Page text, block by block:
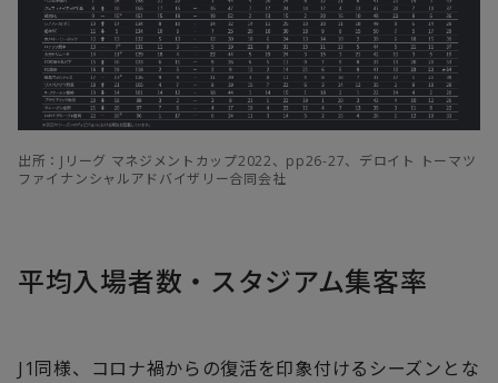
出所：Jリーグ マネジメントカップ2022、pp26-27、デロイト トーマツ
ファイナンシャルアドバイザリー合同会社
平均入場者数・スタジアム集客率
J1同様、コロナ禍からの復活を印象付けるシーズンとな